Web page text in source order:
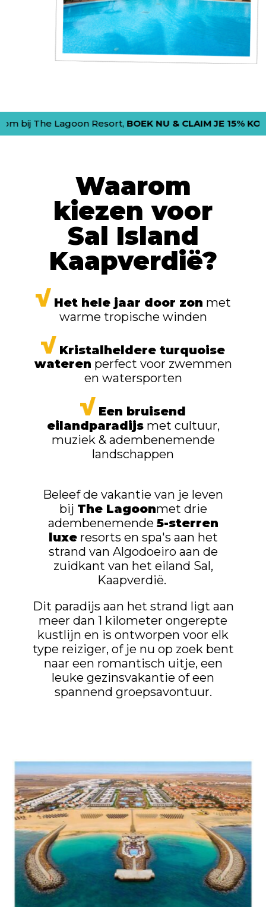
Lagoon Resort,BOEK NU & CLAIM JE 15% KORTINGmet
Waarom
kiezen voor
Sal Island
Kaapverdië?
Het hele jaar door zon met
warme tropische winden
Kristalheldere turquoise
wateren perfect voor zwemmen
en watersporten
Een bruisend
eilandparadijsmet cultuur,
muziek & adembenemende
landschappen
Beleef de vakantie van je leven
bij The Lagoonmet drie
adembenemende 5-sterren
luxeresorts en spa's aan het
strand van Algodoeiro aan de
zuidkant van het eiland Sal,
Kaapverdië.
Dit paradijs aan het strand ligt aan
meer dan 1 kilometer ongerepte
kustlijn en is ontworpen voor elk
type reiziger, of je nu op zoek bent
naar een romantisch uitje, een
leuke gezinsvakantie of een
spannend groepsavontuur.